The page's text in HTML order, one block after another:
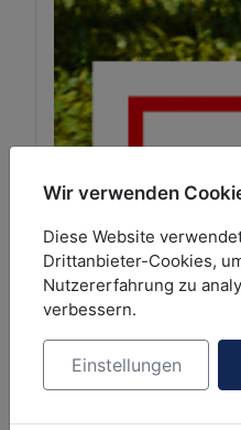
Wir verwenden
Diese Website
Drittanbieter-Cookies,
Nutzererfahrung zu
verbessern.
Einstellungen